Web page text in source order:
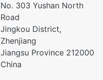
No. 303 Yushan North
Road
Jingkou District,
Zhenjiang
Jiangsu Province 212000
China